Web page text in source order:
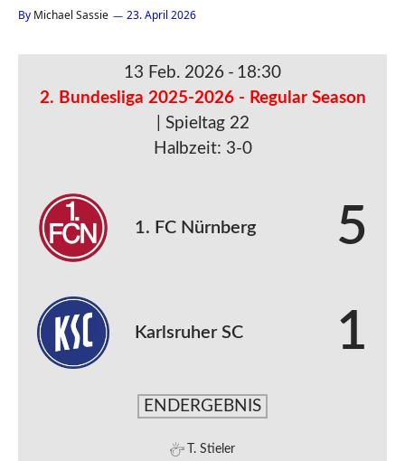
By Michael Sassie 23. April 2026
13 Feb. 2026 - 18:30
2. Bundesliga 2025-2026 - Regular Season
| Spieltag 22
Halbzeit: 3-0
1. FC Nürnberg 5
Karlsruher SC 1
ENDERGEBNIS
T. Stieler